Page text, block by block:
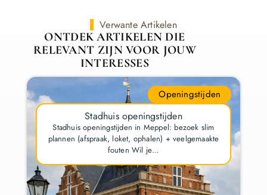
Verwante Artikelen
ONTDEK ARTIKELEN DIE
RELEVANT ZIJN VOOR JOUW
INTERESSES
Openingstijden
Stadhuis openingstijden
Stadhuis openingstijden in Meppel: bezoek slim
plannen (afspraak, loket, ophalen) + veelgemaakte
fouten Wil je…